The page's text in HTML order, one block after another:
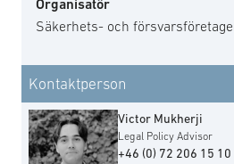
Organisatör
Säkerhets- och
Kontaktperson
Victor Mukherji
Legal Policy Advisor
+46 (0) 72 206 15 10